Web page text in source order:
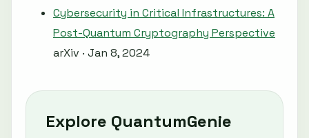
Cybersecurity in Critical Infrastructures: A
Post-Quantum Cryptography Perspective
arXiv · Jan 8, 2024
Explore QuantumGenie